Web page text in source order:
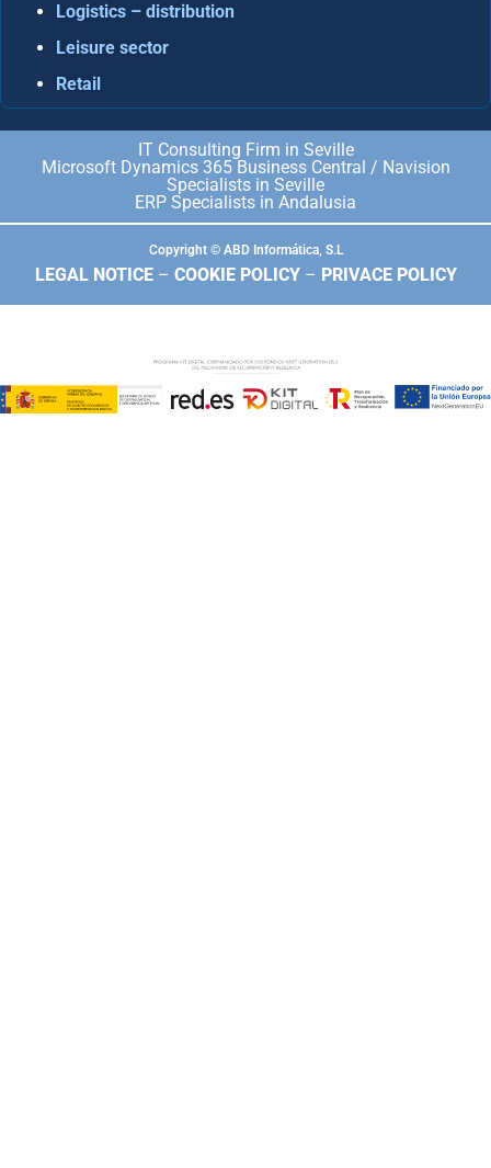
Logistics – distribution
Leisure sector
Retail
IT Consulting Firm in Seville
Microsoft Dynamics 365 Business Central / Navision
Specialists in Seville
ERP Specialists in Andalusia
Copyright © ABD Informática, S.L
LEGAL NOTICE– COOKIE POLICY– PRIVACE POLICY